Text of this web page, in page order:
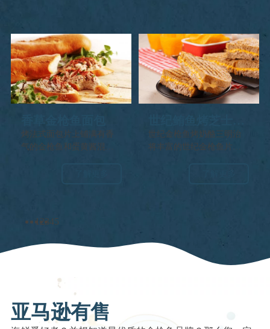
烤法式面包片上铺满有香
气的金枪鱼和蛋黄酱混合
明治
世纪金枪鱼烤奶酪三明治
将丰富的世纪金枪鱼片和
12345
亚马逊有售